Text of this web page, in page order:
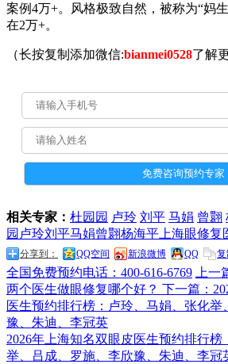
案例4万+。风格极致自然，被称为“妈
在2万+。
（长按复制添加微信:bianmei0528了解
相关专家： 杜园园 卢玲 刘平 马娟 曾翾
园 卢玲刘平马娟曾翾杨海平 上海眼修复
分享到： QQ空间 新浪微博 QQ 复
全国免费预约电话：400-616-6769
上
两个医生做眼修复哪个好？ 下一篇：
医生预约排行榜：卢玲、马娟、张化举
豫、朱迪、李冠英
2026年上海知名双眼皮医生预约排行
举、吕成、罗施、李欣豫、朱迪、李冠